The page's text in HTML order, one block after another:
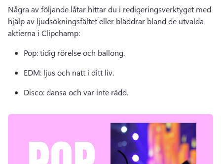
Några av följande låtar hittar du i redigeringsverktyget med
hjälp av ljudsökningsfältet eller bläddrar bland de utvalda
aktierna i Clipchamp:
Pop: tidig rörelse och ballong.
EDM: ljus och natt i ditt liv.
Disco: dansa och var inte rädd.